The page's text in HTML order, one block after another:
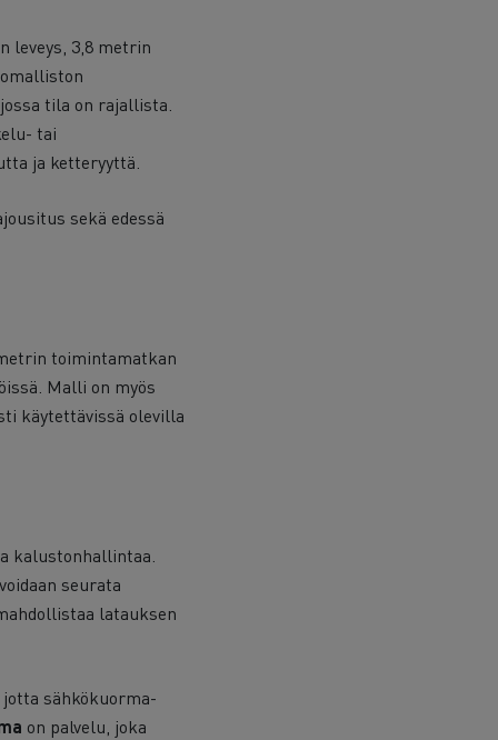
leveys, 3,8 metrin
tila on rajallista.
tai
ja ketteryyttä.
sekä edessä
toimintamatkan
Malli on myös
käytettävissä olevilla
kalustonhallintaa.
seurata
latauksen
sähkökuorma-
on palvelu, joka